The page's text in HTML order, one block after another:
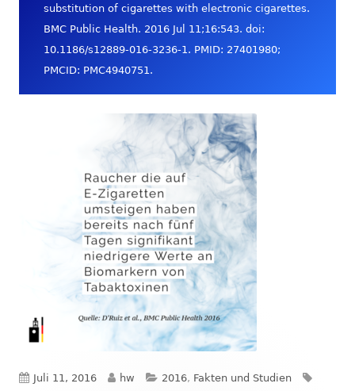
substitution of cigarettes with electronic cigarettes.
BMC Public Health. 2016 Jul 11;16:543. doi:
10.1186/s12889-016-3236-1. PMID: 27401980;
PMCID: PMC4940751.
Veröffentlicht
Juli 11, 2016 Autor
hw Kategorien
2016, Fakten und Studien